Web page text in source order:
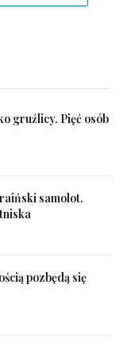
gruźlicy. Pięć osób
samolot.
pozbędą się